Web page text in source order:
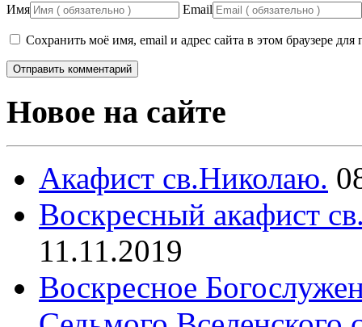
Имя Email
Сохранить моё имя, email и адрес сайта в этом браузере
Новое на сайте
Акафист св.Николаю.
Воскресный акафист
11.11.2019
Воскресное